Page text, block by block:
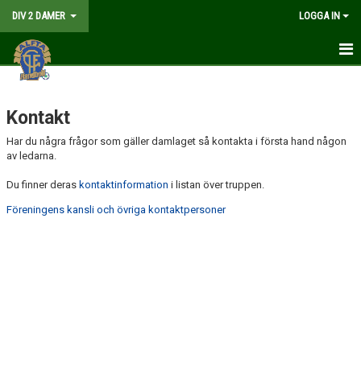
DIV 2 DAMER LOGGA IN
HEM
NYHETER
GÅ PÅ MATCH
MATCHER
KALENDER
Kontakt
Har du några frågor som gäller damlaget så kontakta i första hand någon
av ledarna.
Du finner deras kontaktinformation i listan över truppen.
Föreningens kansli och övriga kontaktpersoner